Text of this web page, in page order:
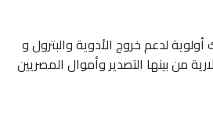
لدعم خروج الأدوية والبترول و
من بينها التصدير وأموال المصريين